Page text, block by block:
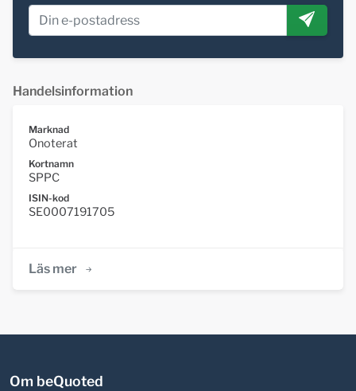
Handelsinformation
Marknad
Onoterat
Kortnamn
SPPC
ISIN-kod
SE0007191705
Läs mer
Om beQuoted